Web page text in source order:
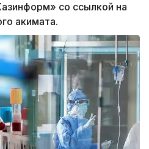
со ссылкой на
акимата.